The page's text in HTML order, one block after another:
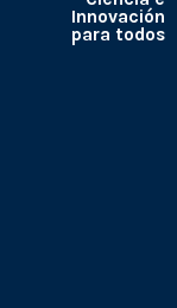
Innovación
para todos